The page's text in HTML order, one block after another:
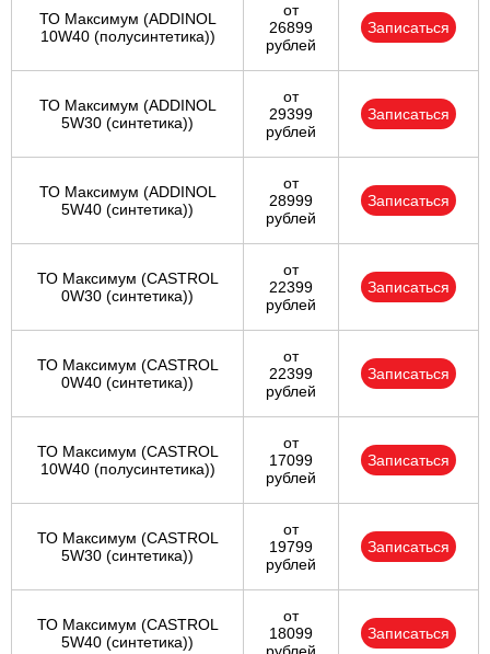
ТО Максимум (ADDINOL
10W40 (полусинтетика))
от
26899
рублей
Записаться
ТО Максимум (ADDINOL
5W30 (синтетика))
от
29399
рублей
Записаться
ТО Максимум (ADDINOL
5W40 (синтетика))
от
28999
рублей
Записаться
ТО Максимум (CASTROL
0W30 (синтетика))
от
22399
рублей
Записаться
ТО Максимум (CASTROL
0W40 (синтетика))
от
22399
рублей
Записаться
ТО Максимум (CASTROL
10W40 (полусинтетика))
от
17099
рублей
Записаться
ТО Максимум (CASTROL
5W30 (синтетика))
от
19799
рублей
Записаться
ТО Максимум (CASTROL
5W40 (синтетика))
от
18099
Записаться